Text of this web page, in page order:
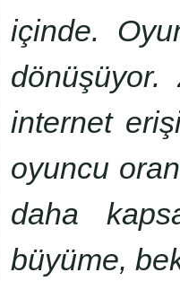
içinde.
dönüşüyor.
internet
oyuncu
daha
büyüme,